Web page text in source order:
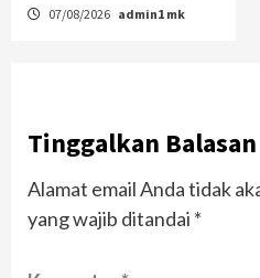
07/08/2026 admin1 mk
Tinggalkan Balasan
Alamat email Anda tidak
yang wajib ditandai *